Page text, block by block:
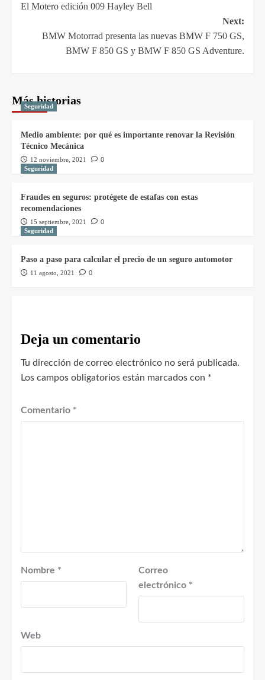
El Motero edición 009 Hayley Bell
Next:
BMW Motorrad presenta las nuevas BMW F 750 GS,
BMW F 850 ​​GS y BMW F 850 ​​GS Adventure.
Más historias
Seguridad
Medio ambiente: por qué es importante renovar la Revisión
Técnico Mecánica
12 noviembre, 2021
0
Seguridad
Fraudes en seguros: protégete de estafas con estas
recomendaciones
15 septiembre, 2021
0
Seguridad
Paso a paso para calcular el precio de un seguro automotor
11 agosto, 2021 0
Deja un comentario
Tu dirección de correo electrónico no será publicada.
Los campos obligatorios están marcados con *
Comentario *
Nombre *
Correo
electrónico *
Web